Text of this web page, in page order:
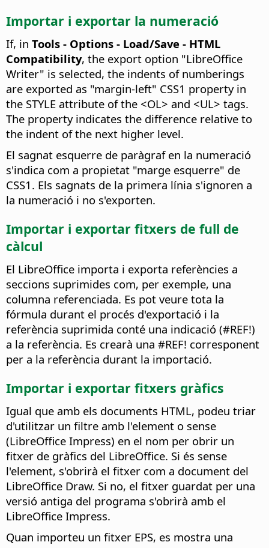
Importar i exportar la numeració
If, in Tools - Options - Load/Save - HTML
Compatibility, the export option "LibreOffice
Writer" is selected, the indents of numberings
are exported as "margin-left" CSS1 property in
the STYLE attribute of the <OL> and <UL> tags.
The property indicates the difference relative to
the indent of the next higher level.
El sagnat esquerre de paràgraf en la numeració
s'indica com a propietat "marge esquerre" de
CSS1. Els sagnats de la primera línia s'ignoren a
la numeració i no s'exporten.
Importar i exportar fitxers de full de
càlcul
El LibreOffice importa i exporta referències a
seccions suprimides com, per exemple, una
columna referenciada. Es pot veure tota la
fórmula durant el procés d'exportació i la
referència suprimida conté una indicació (#REF!)
a la referència. Es crearà una #REF! corresponent
per a la referència durant la importació.
Importar i exportar fitxers gràfics
Igual que amb els documents HTML, podeu triar
d'utilitzar un filtre amb l'element o sense
(LibreOffice Impress) en el nom per obrir un
fitxer de gràfics del LibreOffice. Si és sense
l'element, s'obrirà el fitxer com a document del
LibreOffice Draw. Si no, el fitxer guardat per una
versió antiga del programa s'obrirà amb el
LibreOffice Impress.
Quan importeu un fitxer EPS, es mostra una